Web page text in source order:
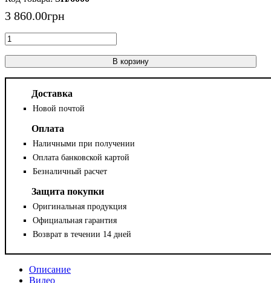
3 860.00грн
В корзину
Доставка
Новой почтой
Оплата
Наличными при получении
Оплата банковской картой
Безналичный расчет
Защита покупки
Оригинальная продукция
Официальная гарантия
Возврат в течении 14 дней
Описание
Видео